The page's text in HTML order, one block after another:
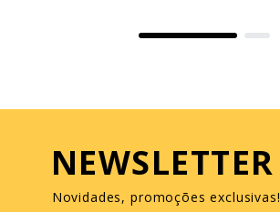
NEWSLETTER
Novidades, promoções exclusivas!